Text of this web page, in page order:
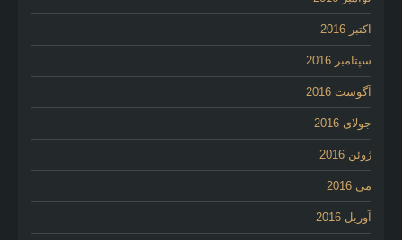
اکتبر 2016
سپتامبر 2016
آگوست 2016
جولای 2016
ژوئن 2016
می 2016
آوریل 2016